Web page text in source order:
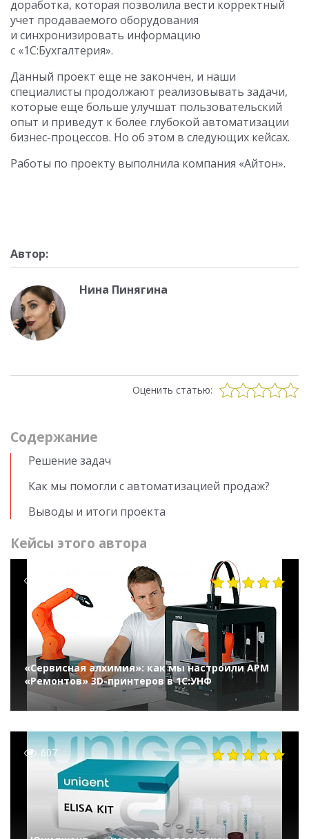
доработка, которая позволила вести корректный
учет продаваемого оборудования
и синхронизировать информацию
с «1С:Бухгалтерия».
Данный проект еще не закончен, и наши
специалисты продолжают реализовывать задачи,
которые еще больше улучшат пользовательский
опыт и приведут к более глубокой автоматизации
бизнес-процессов. Но об этом в следующих кейсах.
Работы по проекту выполнила компания «Айтон».
Автор:
Нина Пинягина
Оценить статью:
Cодержание
Решение задач
Как мы помогли с автоматизацией продаж?
Выводы и итоги проекта
Кейсы этого автора
«Сервисная алхимия»: как мы настроили АРМ
«Ремонтов» 3D-принтеров в 1С:УНФ
607